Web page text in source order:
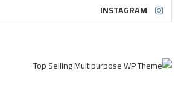
INSTAGRAM